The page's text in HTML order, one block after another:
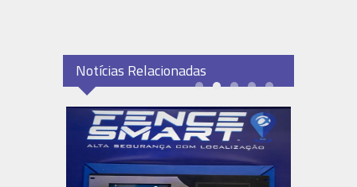
Notícias Relacionadas